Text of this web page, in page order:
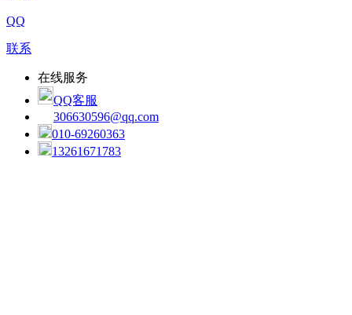
QQ
联系
在线服务
QQ客服
306630596@qq.com
010-69260363
13261671783